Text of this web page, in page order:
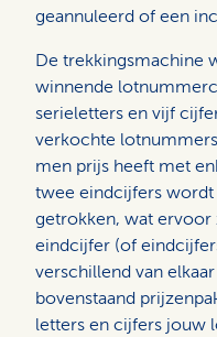
geannuleerd of een
De trekkingsmachine
winnende
serieletters en vijf
verkochte
men prijs heeft met
twee eindcijfers
getrokken, wat ervoor
eindcijfer (of
verschillend van
bovenstaand
letters en cijfers jouw